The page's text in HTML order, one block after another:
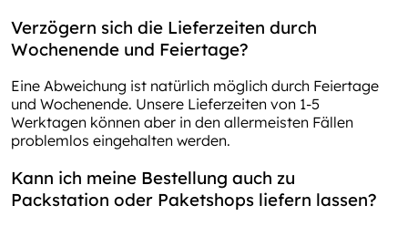
Verzögern sich die Lieferzeiten durch
Wochenende und Feiertage?
Eine Abweichung ist natürlich möglich durch Feiertage
und Wochenende. Unsere Lieferzeiten von 1-5
Werktagen können aber in den allermeisten Fällen
problemlos eingehalten werden.
Kann ich meine Bestellung auch zu
Packstation oder Paketshops liefern lassen?